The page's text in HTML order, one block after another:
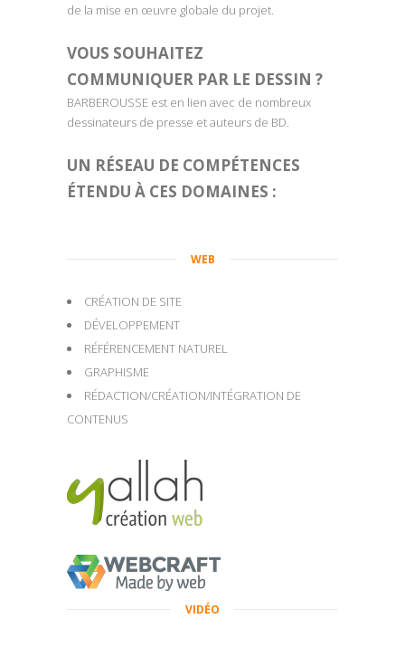
de la mise en œuvre globale du projet.
VOUS SOUHAITEZ
COMMUNIQUER PAR LE DESSIN ?
BARBEROUSSE est en lien avec de nombreux
dessinateurs de presse et auteurs de BD.
UN RÉSEAU DE COMPÉTENCES
ÉTENDU À CES DOMAINES :
WEB
CRÉATION DE SITE
DÉVELOPPEMENT
RÉFÉRENCEMENT NATUREL
GRAPHISME
RÉDACTION/CRÉATION/INTÉGRATION DE
CONTENUS
VIDÉO